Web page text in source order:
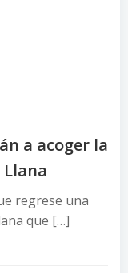
a acoger la
Llana
regrese una
que […]